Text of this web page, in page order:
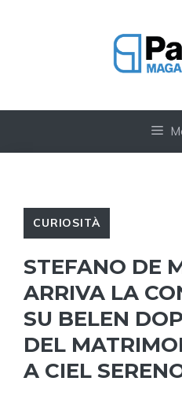
CURIOSITÀ
STEFANO DE
ARRIVA LA
SU BELEN
DEL
A CIEL